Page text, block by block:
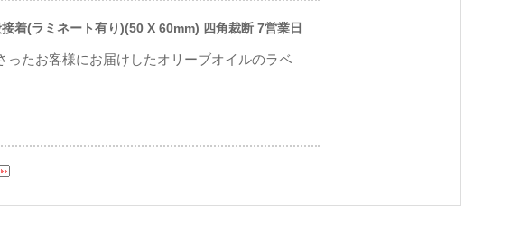
(ラミネート有り)(50 X 60mm) 四角裁断 7営業日
たお客様にお届けしたオリーブオイルのラベ